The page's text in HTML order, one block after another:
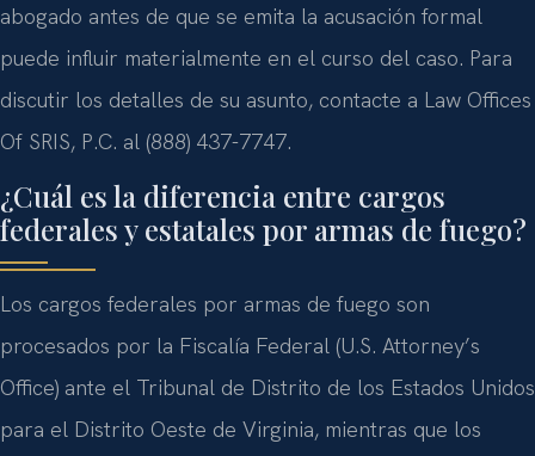
abogado antes de que se emita la acusación formal
puede influir materialmente en el curso del caso. Para
discutir los detalles de su asunto, contacte a Law Offices
Of SRIS, P.C. al (888) 437-7747.
¿Cuál es la diferencia entre cargos
federales y estatales por armas de fuego?
Los cargos federales por armas de fuego son
procesados por la Fiscalía Federal (U.S. Attorney’s
Office) ante el Tribunal de Distrito de los Estados Unidos
para el Distrito Oeste de Virginia, mientras que los